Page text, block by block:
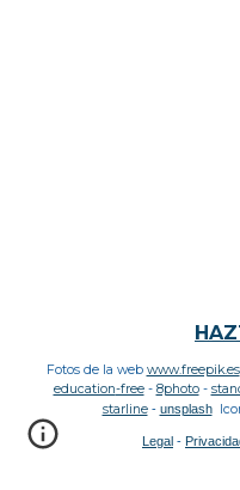
Fotos de la web www.freepik.es
education-free- 8photo-
starline - unsplash
Legal -